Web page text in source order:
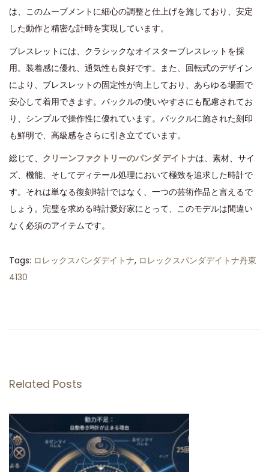
は、このムーブメントに細心の調整と仕上げを施しており、安定
した動作と精密な計時を実現しています。
ブレスレットには、クラシックなオイスターブレスレットを採
用。装着感に優れ、通気性も良好です。また、回転式のデザイン
により、ブレスレットの固定性が向上しており、あらゆる場面で
安心して着用できます。バックルの使いやすさにも配慮されてお
り、シンプルで操作性に優れています。バックルに施された刻印
も鮮明で、高級感をさらに引き立てています。
総じて、 クリーンファクトリーのパンダ デイトナは、素材、サイ
ズ、機能、そしてディテール処理において極致を追求した時計で
す。それは単なる復刻時計ではなく、一つの芸術作品と言えるで
しょう。完璧を求める時計愛好家にとって、このモデルは間違い
なく必須のアイテムです。
Tags: ロレックスパンダデイトナ, ロレックスパンダデイトナ丹東
4130
ァ
ト
リ
ー
デ
Related Posts